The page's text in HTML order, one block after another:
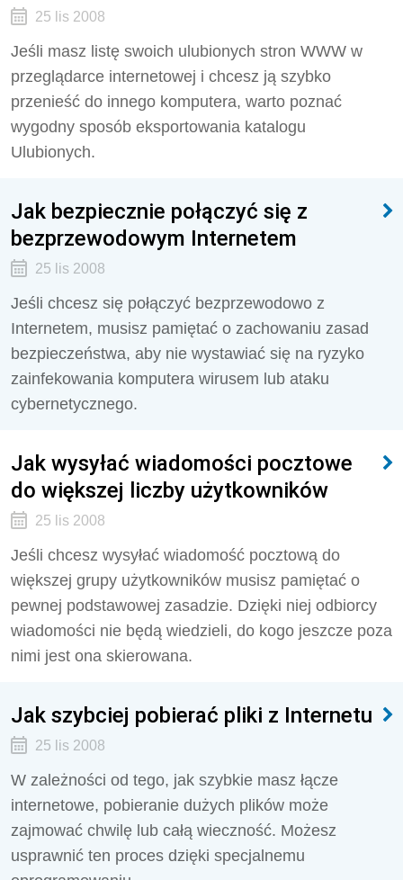
25 lis 2008
Jeśli masz listę swoich ulubionych stron WWW w
przeglądarce internetowej i chcesz ją szybko
przenieść do innego komputera, warto poznać
wygodny sposób eksportowania katalogu
Ulubionych.
Jak bezpiecznie połączyć się z
bezprzewodowym Internetem
25 lis 2008
Jeśli chcesz się połączyć bezprzewodowo z
Internetem, musisz pamiętać o zachowaniu zasad
bezpieczeństwa, aby nie wystawiać się na ryzyko
zainfekowania komputera wirusem lub ataku
cybernetycznego.
Jak wysyłać wiadomości pocztowe
do większej liczby użytkowników
25 lis 2008
Jeśli chcesz wysyłać wiadomość pocztową do
większej grupy użytkowników musisz pamiętać o
pewnej podstawowej zasadzie. Dzięki niej odbiorcy
wiadomości nie będą wiedzieli, do kogo jeszcze poza
nimi jest ona skierowana.
Jak szybciej pobierać pliki z Internetu
25 lis 2008
W zależności od tego, jak szybkie masz łącze
internetowe, pobieranie dużych plików może
zajmować chwilę lub całą wieczność. Możesz
usprawnić ten proces dzięki specjalnemu